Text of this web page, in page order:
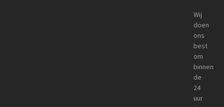
Wij
doen
ons
best
om
binnen
de
24
uur